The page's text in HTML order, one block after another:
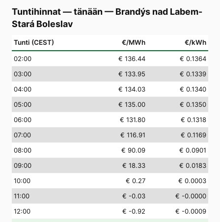
Tuntihinnat — tänään — Brandýs nad Labem-
Stará Boleslav
Tunti (CEST) €/MWh €/kWh
02:00 € 136.44
€ 0.1364
03:00 € 133.95
€ 0.1339
04:00 € 134.03
€ 0.1340
05:00 € 135.00
€ 0.1350
06:00 € 131.80
€ 0.1318
07:00 € 116.91
€ 0.1169
08:00 € 90.09
€ 0.0901
09:00 € 18.33
€ 0.0183
10:00 € 0.27
€ 0.0003
11:00 € -0.03
€ -0.0000
12:00 € -0.92
€ -0.0009